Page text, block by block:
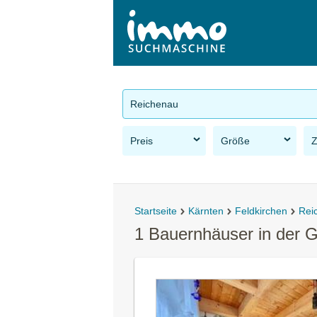
Reichenau
Preis Größe
Startseite Kärnten Feldkirchen
1 Bauernhäuser in der